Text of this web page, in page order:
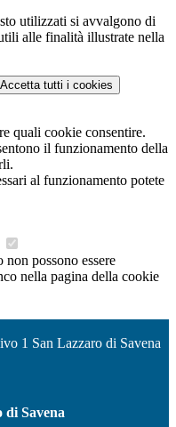
utilizzati si avvalgono di
alle finalità illustrate nella
Accetta tutti i cookies
quali cookie consentire.
il funzionamento della
al funzionamento potete
possono essere
nella pagina della cookie
1 San Lazzaro di Savena
di Savena